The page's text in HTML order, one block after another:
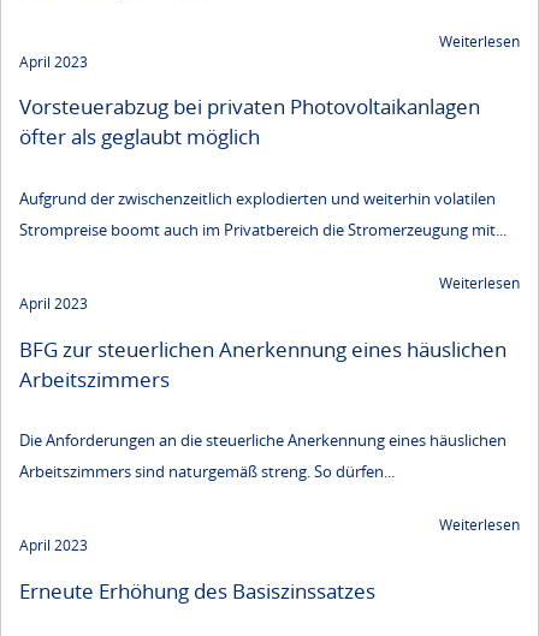
Weiterlesen
April 2023
Vorsteuerabzug bei privaten Photovoltaikanlagen
öfter als geglaubt möglich
Aufgrund der zwischenzeitlich explodierten und weiterhin volatilen
Strompreise boomt auch im Privatbereich die Stromerzeugung mit...
Weiterlesen
April 2023
BFG zur steuerlichen Anerkennung eines häuslichen
Arbeitszimmers
Die Anforderungen an die steuerliche Anerkennung eines häuslichen
Arbeitszimmers sind naturgemäß streng. So dürfen...
Weiterlesen
April 2023
Erneute Erhöhung des Basiszinssatzes